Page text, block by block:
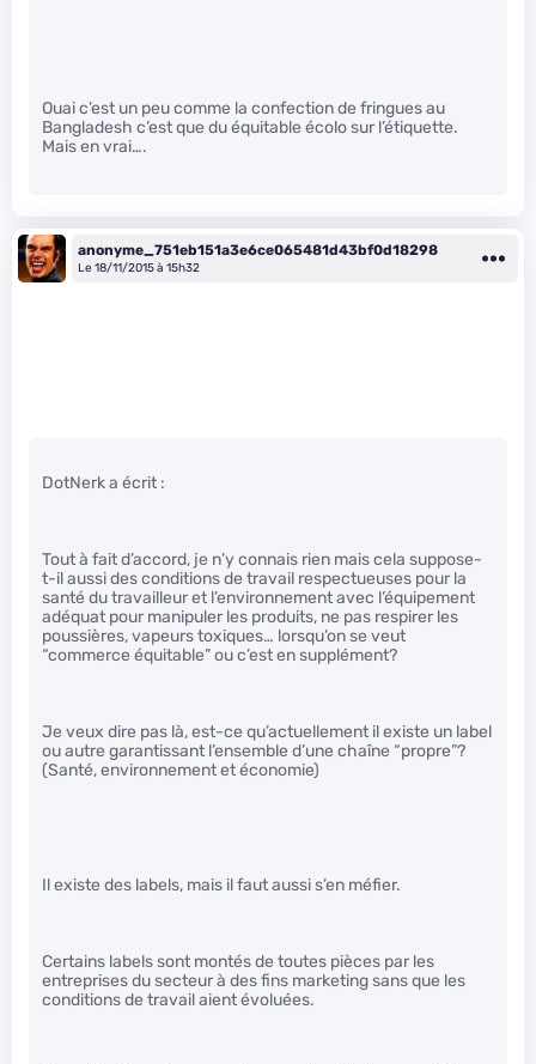
Ouai c’est un peu comme la confection de fringues au
Bangladesh c’est que du équitable écolo sur l’étiquette.
Mais en vrai….
anonyme_751eb151a3e6ce065481d43bf0d18298
Le 18/11/2015 à 15h32
DotNerk a écrit :
Tout à fait d’accord, je n’y connais rien mais cela suppose-
t-il aussi des conditions de travail respectueuses pour la
santé du travailleur et l’environnement avec l’équipement
adéquat pour manipuler les produits, ne pas respirer les
poussières, vapeurs toxiques… lorsqu’on se veut
“commerce équitable” ou c’est en supplément?
Je veux dire pas là, est-ce qu’actuellement il existe un label
ou autre garantissant l’ensemble d’une chaîne “propre”?
(Santé, environnement et économie)
Il existe des labels, mais il faut aussi s’en méfier.
Certains labels sont montés de toutes pièces par les
entreprises du secteur à des fins marketing sans que les
conditions de travail aient évoluées.